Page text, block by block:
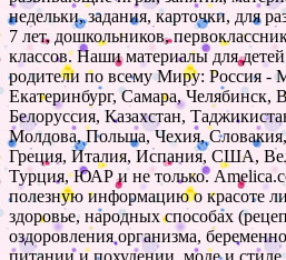
недельки, задания, карточки, для
7 лет, дошкольников,
классов. Наши материалы для
родители по всему Миру: Россия -
Екатеринбург, Самара, Челябинск,
Белоруссия, Казахстан,
Молдова, Польша, Чехия,
Греция, Италия, Испания, США,
Турция, ЮАР и не только.
полезную информацию о красоте
здоровье, народных способах
оздоровления организма,